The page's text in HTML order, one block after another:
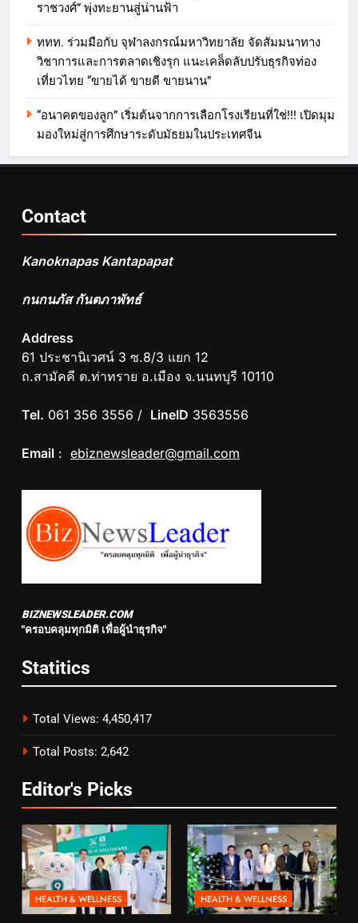
ราชวงศ์” พุ่งทะยานสู่น่านฟ้า
ททท. ร่วมมือกับ จุฬาลงกรณ์มหาวิทยาลัย จัดสัมมนาทาง
วิชาการและการตลาดเชิงรุก แนะเคล็ดลับปรับธุรกิจท่อง
เที่ยวไทย “ขายได้ ขายดี ขายนาน”
“อนาคตของลูก” เริ่มต้นจากการเลือกโรงเรียนที่ใช่!!! เปิดมุม
มองใหม่สู่การศึกษาระดับมัธยมในประเทศจีน
Contact
Kanoknapas Kantapapat
กนกนภัส กันตภาพัทธ์
Address
61 ประชานิเวศน์ 3 ซ.8/3 แยก 12
ถ.สามัคคี ต.ท่าทราย อ.เมือง จ.นนทบุรี 10110
Tel. 061 356 3556 / LineID 3563556
Email : ebiznewsleader@gmail.com
BIZNEWSLEADER.COM
"ครอบคลุมทุกมิติ เพื่อผู้นำธุรกิจ"
Statitics
Total Views: 4,450,417
Total Posts: 2,642
Editor's Picks
HEALTH & WELLNESS HEALTH & WELLNESS